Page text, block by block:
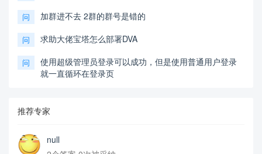
问 加群进不去 2群的群号是错的
问 求助大佬宝塔怎么部署DVA
问
使用超级管理员登录可以成功，但是使用普通用户登录
就一直循环在登录页
推荐专家
null